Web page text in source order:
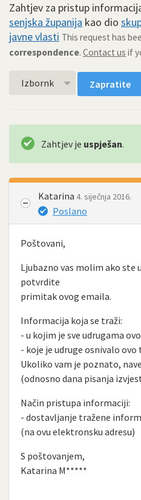
Zahtjev za pristup
senjska županija kao dio
javne vlasti This request has
correspondence. Contact us if
Izbornk Zapratite
Zahtjev je uspješan.
Katarina 4. siječnja 2016.
Poslano
Poštovani,
Ljubazno vas molim ako ste
potvrdite
primitak ovog emaila.
Informacija koja se traži:
- u kojim je sve udrugama
- koje je udruge osnivalo
Ukoliko vam je poznato,
(odnosno dana pisanja
Način pristupa informaciji:
- dostavljanje tražene
(na ovu elektronsku adresu)
S poštovanjem,
Katarina M*****